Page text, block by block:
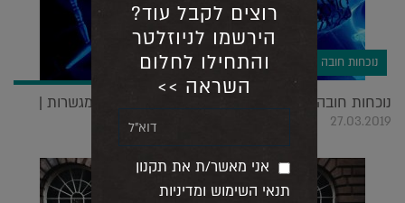
נוכחות חובה
נוכחות חובה: אמת אלטרנטיבית, ביאליק ומכשפות מגשרות |
27.03.2019
רוצים לקבל עוד?
הירשמו לניוזלטר
והתחילו לחלום
השראה >>
אני מאשר/ת את תקנון
תנאי השימוש ומדיניות